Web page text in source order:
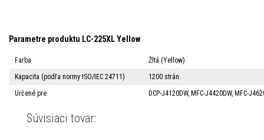
Parametre produktu LC-225XL Yellow
Farba
Žltá (Yellow)
Kapacita (podľa normy ISO/IEC 24711)
1200 strán
Určené pre
DCP-J4120DW, MFC-J4420DW, MFC-
Súvisiaci tovar: